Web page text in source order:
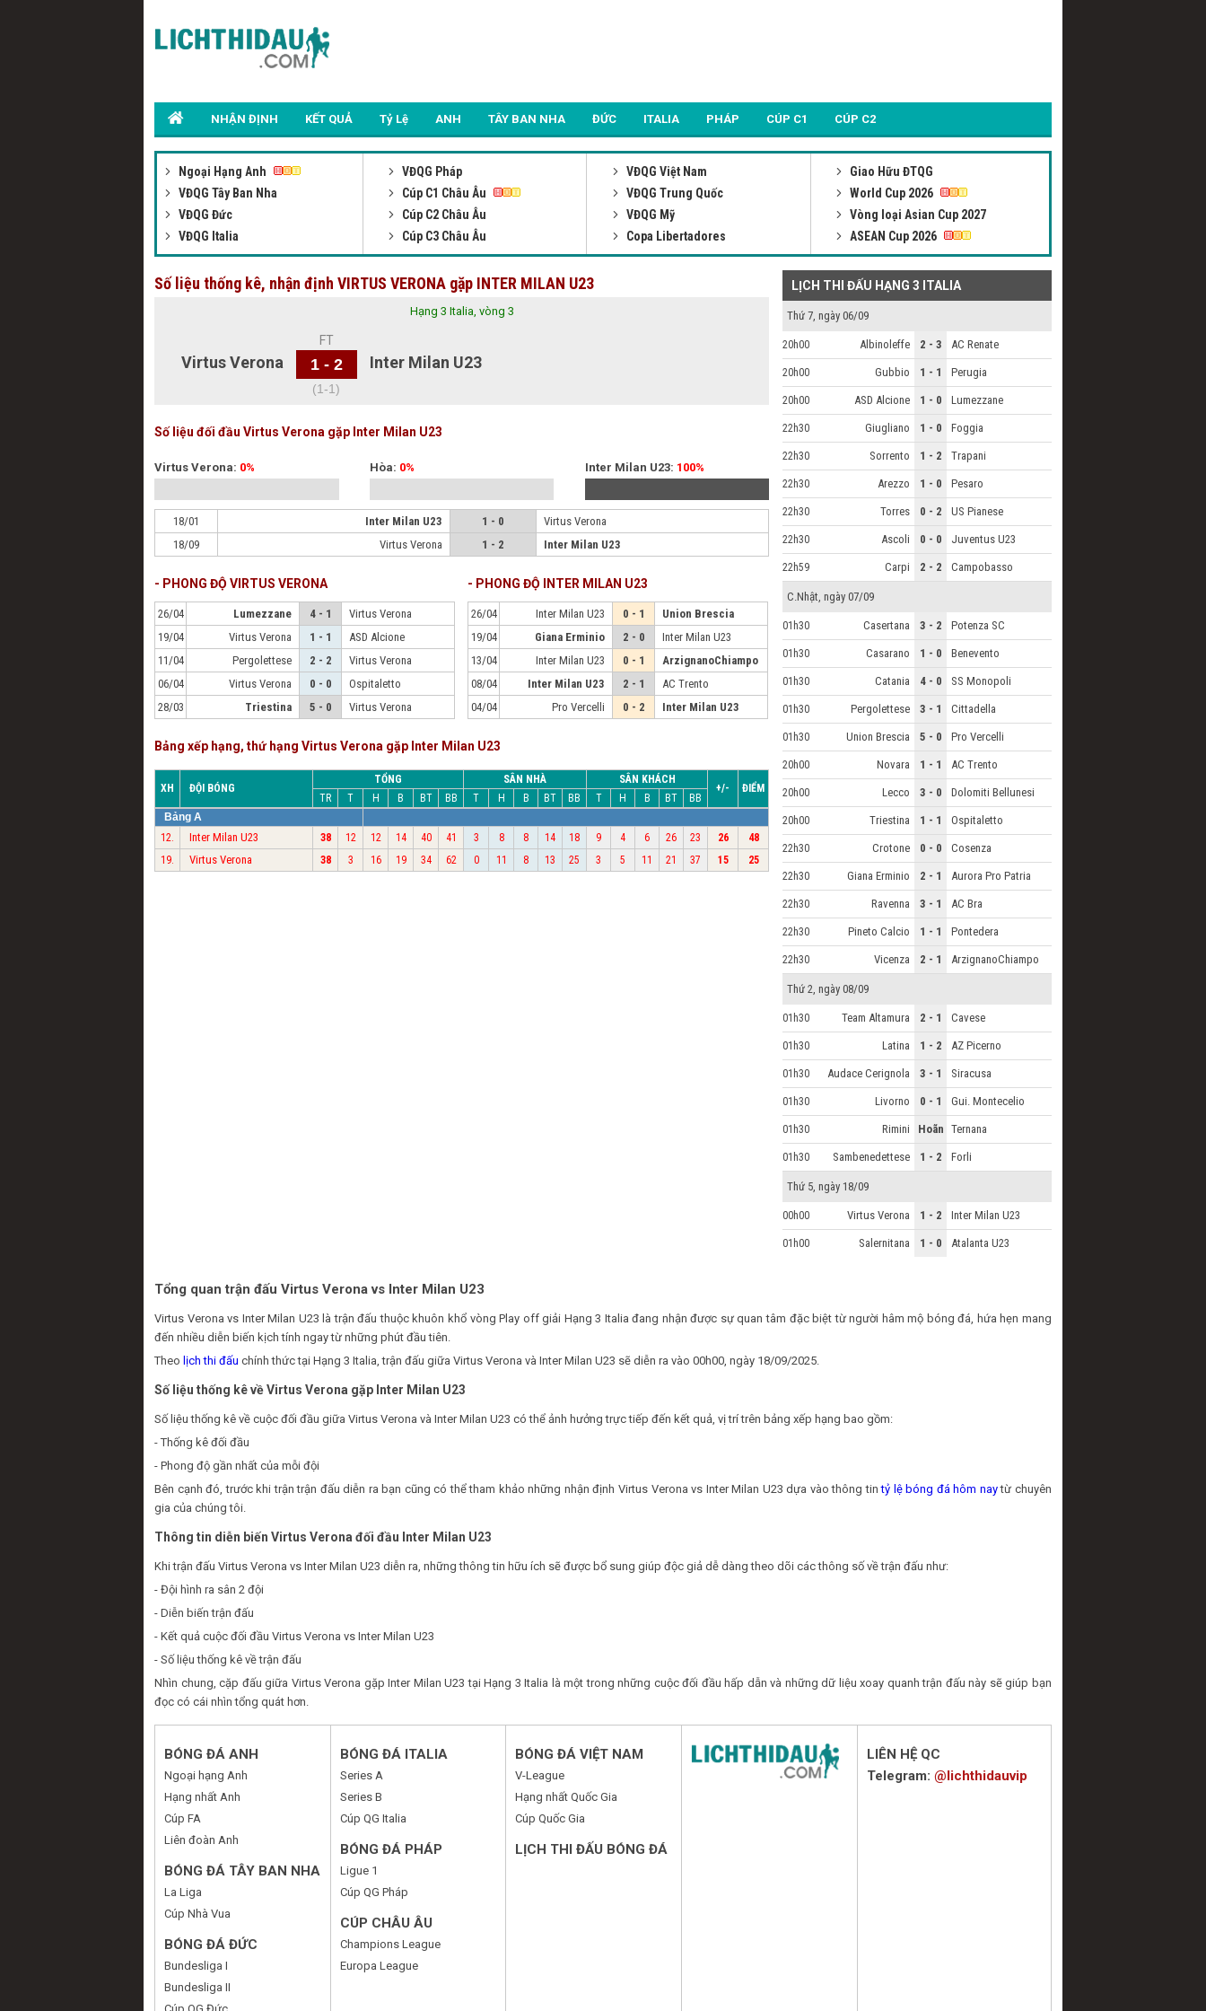
NHẬN ĐỊNH KẾT QUẢ Tỷ Lệ ANH TÂY BAN NHA ĐỨC ITALIA PHÁP CÚP C1 CÚP C2
Ngoại Hạng Anh
VĐQG Tây Ban Nha
VĐQG Đức
VĐQG Italia
VĐQG Pháp
Cúp C1 Châu Âu
Cúp C2 Châu Âu
Cúp C3 Châu Âu
VĐQG Việt Nam
VĐQG Trung Quốc
VĐQG Mỹ
Copa Libertadores
Giao Hữu ĐTQG
World Cup 2026
Vòng loại Asian Cup 2027
ASEAN Cup 2026
Số liệu thống kê, nhận định VIRTUS VERONA gặp INTER MILAN U23
Hạng 3 Italia, vòng 3
Virtus Verona
FT
1 - 2
(1-1)
Inter Milan U23
Số liệu đối đầu Virtus Verona gặp Inter Milan U23
Virtus Verona: 0% Hòa: 0% Inter Milan U23: 100%
18/01 Inter Milan U23 1 - 0
Virtus Verona
18/09
Virtus Verona 1 - 2 Inter Milan U23
- PHONG ĐỘ VIRTUS VERONA
26/04 Lumezzane 4 - 1
Virtus Verona
19/04
Virtus Verona 1 - 1
ASD Alcione
11/04
Pergolettese 2 - 2
Virtus Verona
06/04
Virtus Verona 0 - 0
Ospitaletto
28/03
Triestina 5 - 0 Virtus Verona
- PHONG ĐỘ INTER MILAN U23
26/04 Inter Milan U23 0 - 1
Union Brescia
19/04
Giana Erminio 2 - 0
Inter Milan U23
13/04
Inter Milan U23 0 - 1
ArzignanoChiampo
08/04
Inter Milan U23 2 - 1
AC Trento
04/04
Pro Vercelli 0 - 2 Inter Milan U23
Bảng xếp hạng, thứ hạng Virtus Verona gặp Inter Milan U23
XH ĐỘI BÓNG
TỔNG SÂN NHÀ SÂN KHÁCH
+/- ĐIỂM
TR T H B BT BB T H B BT BB T H B BT
BB
Bảng A
12.
Inter Milan U23 38 12 12 14 40 41 3 8 8 14 18 9 4 6 26 23 26
48
19.
Virtus Verona 38 3 16 19 34 62 0 11 8 13 25 3 5 11 21 37 15 25
LỊCH THI ĐẤU HẠNG 3 ITALIA
Thứ 7, ngày 06/09
20h00 Albinoleffe 2 - 3 AC Renate
20h00 Gubbio 1 - 1 Perugia
20h00 ASD Alcione 1 - 0 Lumezzane
22h30 Giugliano 1 - 0 Foggia
22h30 Sorrento 1 - 2 Trapani
22h30 Arezzo 1 - 0 Pesaro
22h30 Torres 0 - 2 US Pianese
22h30 Ascoli 0 - 0 Juventus U23
22h59 Carpi 2 - 2 Campobasso
C.Nhật, ngày 07/09
01h30 Casertana 3 - 2 Potenza SC
01h30 Casarano 1 - 0 Benevento
01h30 Catania 4 - 0 SS Monopoli
01h30 Pergolettese 3 - 1 Cittadella
01h30 Union Brescia 5 - 0 Pro Vercelli
20h00 Novara 1 - 1 AC Trento
20h00 Lecco 3 - 0 Dolomiti Bellunesi
20h00 Triestina 1 - 1 Ospitaletto
22h30 Crotone 0 - 0 Cosenza
22h30 Giana Erminio 2 - 1 Aurora Pro Patria
22h30 Ravenna 3 - 1 AC Bra
22h30 Pineto Calcio 1 - 1 Pontedera
22h30 Vicenza 2 - 1 ArzignanoChiampo
Thứ 2, ngày 08/09
01h30 Team Altamura 2 - 1 Cavese
01h30 Latina 1 - 2 AZ Picerno
01h30 Audace Cerignola 3 - 1 Siracusa
01h30 Livorno 0 - 1 Gui. Montecelio
01h30 Rimini Hoãn Ternana
01h30 Sambenedettese 1 - 2 Forli
Thứ 5, ngày 18/09
00h00 Virtus Verona 1 - 2 Inter Milan U23
01h00 Salernitana 1 - 0 Atalanta U23
Tổng quan trận đấu Virtus Verona vs Inter Milan U23
Virtus Verona vs Inter Milan U23 là trận đấu thuộc khuôn khổ vòng Play off giải Hạng 3 Italia đang nhận được sự quan tâm đặc biệt từ người hâm mộ bóng đá, hứa hẹn mang
đến nhiều diễn biến kịch tính ngay từ những phút đầu tiên.
Theo lịch thi đấu chính thức tại Hạng 3 Italia, trận đấu giữa Virtus Verona và Inter Milan U23 sẽ diễn ra vào 00h00, ngày 18/09/2025.
Số liệu thống kê về Virtus Verona gặp Inter Milan U23
Số liệu thống kê về cuộc đối đầu giữa Virtus Verona và Inter Milan U23 có thể ảnh hưởng trực tiếp đến kết quả, vị trí trên bảng xếp hạng bao gồm:
- Thống kê đối đầu
- Phong độ gần nhất của mỗi đội
Bên cạnh đó, trước khi trận trận đấu diễn ra bạn cũng có thể tham khảo những nhận định Virtus Verona vs Inter Milan U23 dựa vào thông tintỷ lệ bóng đá hôm naytừ chuyên
gia của chúng tôi.
Thông tin diễn biến Virtus Verona đối đầu Inter Milan U23
Khi trận đấu Virtus Verona vs Inter Milan U23 diễn ra, những thông tin hữu ích sẽ được bổ sung giúp độc giả dễ dàng theo dõi các thông số về trận đấu như:
- Đội hình ra sân 2 đội
- Diễn biến trận đấu
- Kết quả cuộc đối đầu Virtus Verona vs Inter Milan U23
- Số liệu thống kê về trận đấu
Nhìn chung, cặp đấu giữa Virtus Verona gặp Inter Milan U23 tại Hạng 3 Italia là một trong những cuộc đối đầu hấp dẫn và những dữ liệu xoay quanh trận đấu này sẽ giúp bạn
đọc có cái nhìn tổng quát hơn.
BÓNG ĐÁ ANH
Ngoại hạng Anh
Hạng nhất Anh
Cúp FA
Liên đoàn Anh
BÓNG ĐÁ TÂY BAN NHA
La Liga
Cúp Nhà Vua
BÓNG ĐÁ ĐỨC
Bundesliga I
Bundesliga II
BÓNG ĐÁ ITALIA
Series A
Series B
Cúp QG Italia
BÓNG ĐÁ PHÁP
Ligue 1
Cúp QG Pháp
CÚP CHÂU ÂU
Champions League
Europa League
BÓNG ĐÁ VIỆT NAM
V-League
Hạng nhất Quốc Gia
Cúp Quốc Gia
LỊCH THI ĐẤU BÓNG ĐÁ
LIÊN HỆ QC
Telegram: @lichthidauvip